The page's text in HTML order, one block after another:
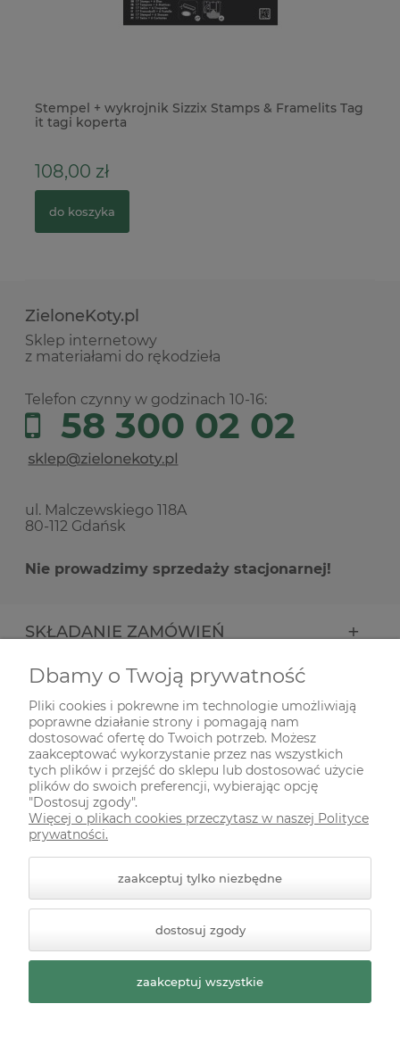
Stempel + wykrojnik Sizzix Stamps & Framelits Tag
it tagi koperta
108,00 zł
do koszyka
ZieloneKoty.pl
Sklep internetowy
z materiałami do rękodzieła
Telefon czynny w godzinach 10-16:
58 300 02 02
ul. Malczewskiego 118A
80-112 Gdańsk
Nie prowadzimy sprzedaży stacjonarnej!
SKŁADANIE ZAMÓWIEŃ
INFORMACJE
ODWIEDŹ NAS NA
Styl graficzny ShopGadget.pl
Sklep internetowy Shoper
Premium
Dbamy o Twoją prywatność
Pliki cookies i pokrewne im technologie umożliwiają
poprawne działanie strony i pomagają nam
dostosować ofertę do Twoich potrzeb. Możesz
zaakceptować wykorzystanie przez nas wszystkich
tych plików i przejść do sklepu lub dostosować użycie
plików do swoich preferencji, wybierając opcję
"Dostosuj zgody".
Więcej o plikach cookies przeczytasz w naszej Polityce
prywatności.
zaakceptuj tylko niezbędne
dostosuj zgody
zaakceptuj wszystkie